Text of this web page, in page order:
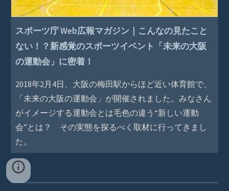
スポーツ庁 Web広報マガジン｜こんなの見たこと
ない！？新感覚のスポーツイベント「未来の大阪
の運動会」に密着！
2018年2月4日、大阪の梅田駅からほど近い体育館で、
「未来の大阪の運動会」が開催されました。みなさん
がイメージする運動会とは毛色の違う“新しい運動
会”とは？ その実態を探るべく取材に行ってきまし
た。